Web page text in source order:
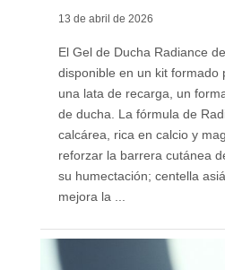
13 de abril de 2026
El Gel de Ducha Radiance
disponible en un kit formado
una lata de recarga, un
de ducha. La fórmula de
calcárea, rica en calcio y
reforzar la barrera cutánea
su humectación; centella
mejora la ...